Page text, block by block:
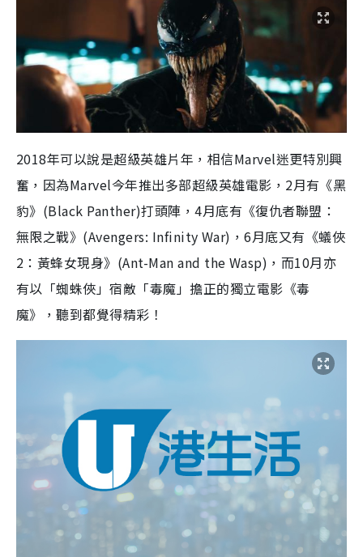
2018年可以說是超級英雄片年，相信Marvel迷更特別興
奮，因為Marvel今年推出多部超級英雄電影，2月有《黑
豹》(Black Panther)打頭陣，4月底有《復仇者聯盟：
無限之戰》(Avengers: Infinity War)，6月底又有《蟻俠
2：黃蜂女現身》(Ant-Man and the Wasp)，而10月亦
有以「蜘蛛俠」宿敵「毒魔」擔正的獨立電影《毒
魔》，聽到都覺得精彩！